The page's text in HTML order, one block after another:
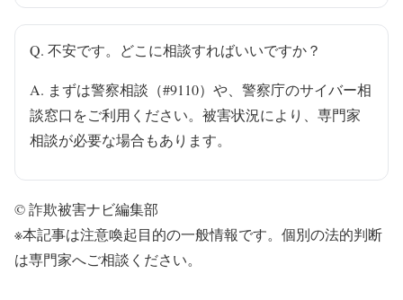
Q. 不安です。どこに相談すればいいですか？
A. まずは警察相談（#9110）や、警察庁のサイバー相
談窓口をご利用ください。被害状況により、専門家
相談が必要な場合もあります。
© 詐欺被害ナビ編集部
※本記事は注意喚起目的の一般情報です。個別の法的判断
は専門家へご相談ください。